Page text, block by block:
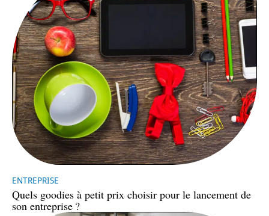
ENTREPRISE
Quels goodies à petit prix choisir pour le lancement de
son entreprise ?